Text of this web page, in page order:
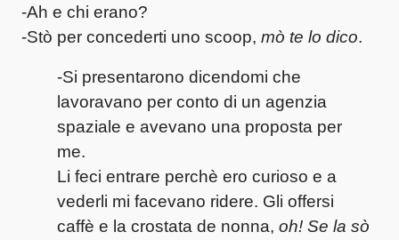
-Ah e chi erano?
-Stò per concederti uno scoop, mò te lo dico.
-Si presentarono dicendomi che
lavoravano per conto di un agenzia
spaziale e avevano una proposta per
me.
Li feci entrare perchè ero curioso e a
vederli mi facevano ridere. Gli offersi
caffè e la crostata de nonna, oh! Se la sò